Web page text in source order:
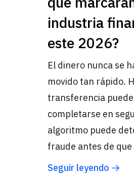
industria
este 2026?
El dinero nunca se
movido tan rápido.
transferencia puede
completarse en
algoritmo puede
fraude antes de
Seguir leyendo